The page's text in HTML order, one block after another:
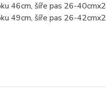
46cm, šíře pas 26-40cmx2
49cm, šíře pas 26-42cmx2